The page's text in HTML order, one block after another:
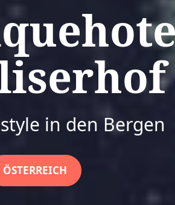
in den Bergen
ÖSTERREICH